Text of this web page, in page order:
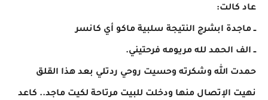
​عاد كالت:
ــ ماجدة ابشرج النتيجة سلبية ماكو أي كانسر
ــ الف الحمد لله مريومه فرحتيني. ​
حمدت الله وشكرته وحسيت روحي ردتلي بعد هذا القلق
نهيت الإتصال منها ودخلت للبيت مرتاحة لكيت ماجد.. كاعد